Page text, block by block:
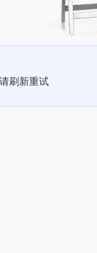
刷新重试